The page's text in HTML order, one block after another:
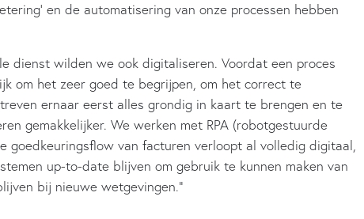
en de automatisering van onze processen hebben
dienst wilden we ook digitaliseren. Voordat een proces
om het zeer goed te begrijpen, om het correct te
ernaar eerst alles grondig in kaart te brengen en te
gemakkelijker. We werken met RPA (robotgestuurde
goedkeuringsflow van facturen verloopt al volledig digitaal,
up-to-date blijven om gebruik te kunnen maken van
bij nieuwe wetgevingen.”